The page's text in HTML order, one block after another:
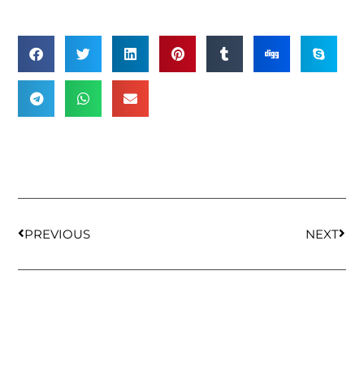
PREVIOUS NEXT